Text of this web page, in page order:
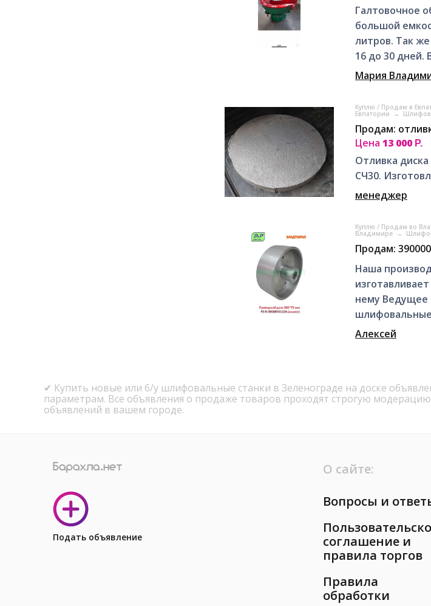
Галтовочное
большой
литров. Так
16 до 30 дней.
Мария
Куплю / Продам в
Евпатории →
Продам:
Цена 13 000 Р.
Отливка
СЧ30.
менеджер
Куплю / Продам во
Владимире →
Продам:
Наша
нему Ведущее
шлифовальные
Алексей
✔ Купить новые или б/у шлифовальные станки в Зеленограде на доске
параметрам. Все объявления о продаже товаров проходят строгую
объявлений в вашем городе.
Подать объявление
О сайте:
Вопросы и
соглашение и
правила торгов
Правила
обработки